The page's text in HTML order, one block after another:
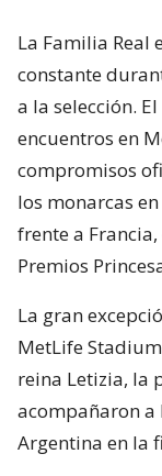
La Familia Real
constante
a la selección.
encuentros en
compromisos
los monarcas
frente a
Premios
La gran
MetLife
reina Letizia, la
acompañaron a
Argentina en la